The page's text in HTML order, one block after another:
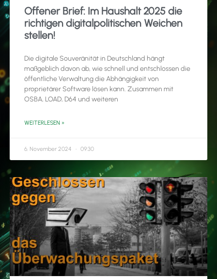
Offener Brief: Im Haushalt 2025 die
richtigen digitalpolitischen Weichen
stellen!
Die digitale Souveränität in Deutschland hängt
maßgeblich davon ab, wie schnell und entschlossen die
öffentliche Verwaltung die Abhängigkeit von
proprietärer Software lösen kann. Zusammen mit
OSBA, LOAD, D64 und weiteren
WEITERLESEN »
6. November 2024 09:30